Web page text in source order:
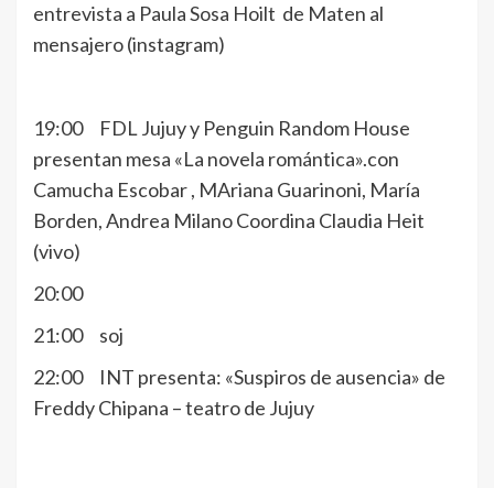
entrevista a Paula Sosa Hoilt de Maten al
mensajero (instagram)
19:00 FDL Jujuy y Penguin Random House
presentan mesa «La novela romántica».con
Camucha Escobar , MAriana Guarinoni, María
Borden, Andrea Milano Coordina Claudia Heit
(vivo)
20:00
21:00 soj
22:00 INT presenta: «Suspiros de ausencia» de
Freddy Chipana – teatro de Jujuy